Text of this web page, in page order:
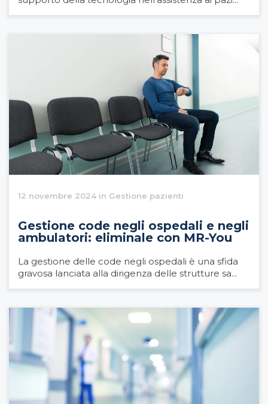
12 novembre 2024 in Gestione pazienti
Gestione code negli ospedali e negli
ambulatori: eliminale con MR-You
La gestione delle code negli ospedali è una sfida
gravosa lanciata alla dirigenza delle strutture sa...